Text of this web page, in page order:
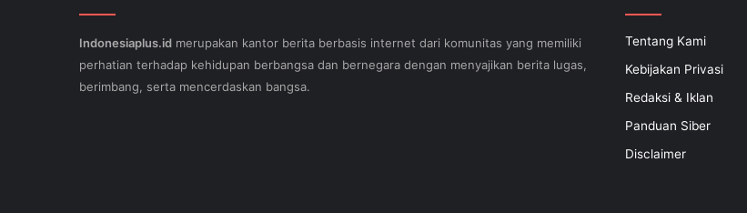
Indonesiaplus.id merupakan kantor berita berbasis internet dari komunitas yang memiliki
perhatian terhadap kehidupan berbangsa dan bernegara dengan menyajikan berita lugas,
berimbang, serta mencerdaskan bangsa.
Tentang Kami
Kebijakan Privasi
Redaksi & Iklan
Panduan Siber
Disclaimer